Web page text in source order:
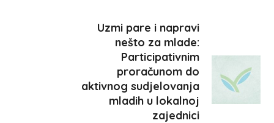
Uzmi pare i napravi
nešto za mlade:
Participativnim
proračunom do
aktivnog sudjelovanja
mladih u lokalnoj
zajednici